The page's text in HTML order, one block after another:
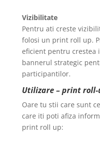
Vizibilitate
Pentru ati creste
folosi un print roll up.
eficient pentru crestea
bannerul strategic
participantilor.
Utilizare – print roll-
Oare tu stii care sunt
care iti poti afiza
print roll up: